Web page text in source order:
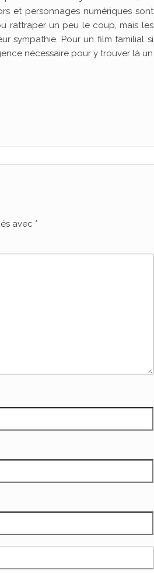
et personnages numériques sont
rattraper un peu le coup, mais les
sympathie. Pour un film familial si
nécessaire pour y trouver là un
avec *